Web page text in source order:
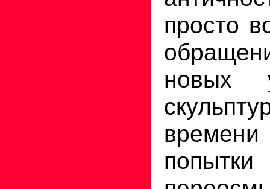
просто
новых
попытки